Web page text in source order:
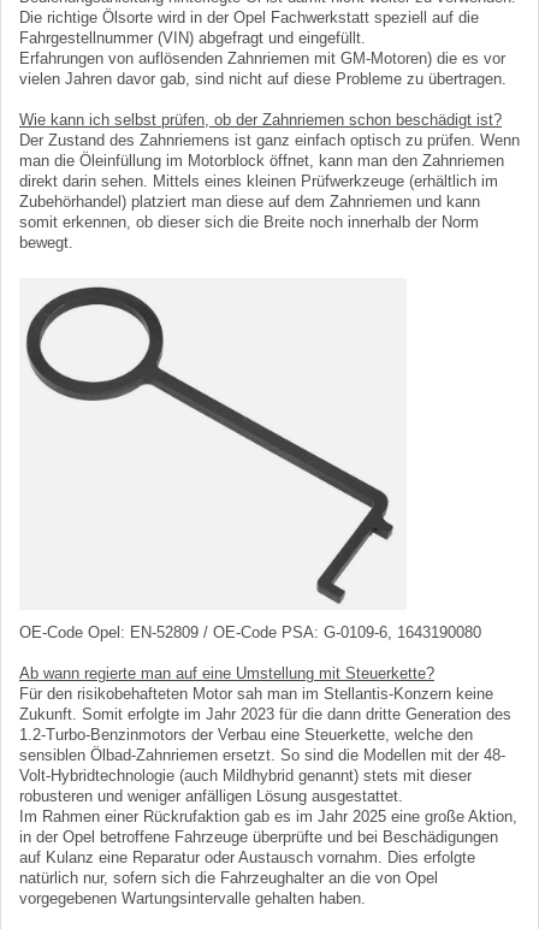
Die richtige Ölsorte wird in der Opel Fachwerkstatt speziell auf die
Fahrgestellnummer (VIN) abgefragt und eingefüllt.
Erfahrungen von auflösenden Zahnriemen mit GM-Motoren) die es vor
vielen Jahren davor gab, sind nicht auf diese Probleme zu übertragen.
Wie kann ich selbst prüfen, ob der Zahnriemen schon beschädigt ist?
Der Zustand des Zahnriemens ist ganz einfach optisch zu prüfen. Wenn
man die Öleinfüllung im Motorblock öffnet, kann man den Zahnriemen
direkt darin sehen. Mittels eines kleinen Prüfwerkzeuge (erhältlich im
Zubehörhandel) platziert man diese auf dem Zahnriemen und kann
somit erkennen, ob dieser sich die Breite noch innerhalb der Norm
bewegt.
OE-Code Opel: EN-52809 / OE-Code PSA: G-0109-6, 1643190080
Ab wann regierte man auf eine Umstellung mit Steuerkette?
Für den risikobehafteten Motor sah man im Stellantis-Konzern keine
Zukunft. Somit erfolgte im Jahr 2023 für die dann dritte Generation des
1.2-Turbo-Benzinmotors der Verbau eine Steuerkette, welche den
sensiblen Ölbad-Zahnriemen ersetzt. So sind die Modellen mit der 48-
Volt-Hybridtechnologie (auch Mildhybrid genannt) stets mit dieser
robusteren und weniger anfälligen Lösung ausgestattet.
Im Rahmen einer Rückrufaktion gab es im Jahr 2025 eine große Aktion,
in der Opel betroffene Fahrzeuge überprüfte und bei Beschädigungen
auf Kulanz eine Reparatur oder Austausch vornahm. Dies erfolgte
natürlich nur, sofern sich die Fahrzeughalter an die von Opel
vorgegebenen Wartungsintervalle gehalten haben.